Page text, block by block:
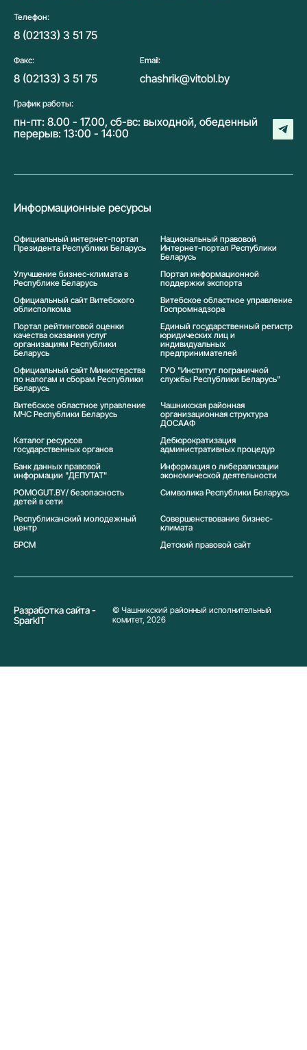
Телефон:
8 (02133) 3 51 75
Факс:
8 (02133) 3 51 75
Email:
chashrik@vitobl.by
График работы:
пн-пт: 8.00 - 17.00, сб-вс: выходной, обеденный
перерыв: 13:00 - 14:00
Информационные ресурсы
Официальный интернет-портал
Президента Республики Беларусь
Национальный правовой
Интернет-портал Республики
Беларусь
Улучшение бизнес-климата в
Республике Беларусь
Портал информационной
поддержки экспорта
Официальный сайт Витебского
облисполкома
Витебское областное управление
Госпромнадзора
Портал рейтинговой оценки
качества оказания услуг
организациям Республики
Беларусь
Единый государственный регистр
юридических лиц и
индивидуальных
предпринимателей
Официальный сайт Министерства
по налогам и сборам Республики
Беларусь
ГУО "Институт пограничной
службы Республики Беларусь"
Витебское областное управление
МЧС Республики Беларусь
Чашникская районная
организационная структура
ДОСААФ
Каталог ресурсов
государственных органов
Дебюрократизация
административных процедур
Банк данных правовой
информации "ДЕПУТАТ"
Информация о либерализации
экономической деятельности
POMOGUT.BY/ безопасность
детей в сети
Символика Реcпублики Беларусь
Республиканский молодежный
центр
Совершенствование бизнес-
климата
БРСМ
Детский правовой сайт
Разработка сайта -
SparkIT
© Чашникский районный исполнительный
комитет, 2026